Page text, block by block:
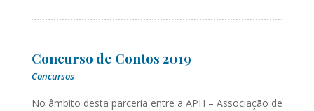
Concurso de Contos 2019
Concursos
No âmbito desta parceria entre a APH – Associação de